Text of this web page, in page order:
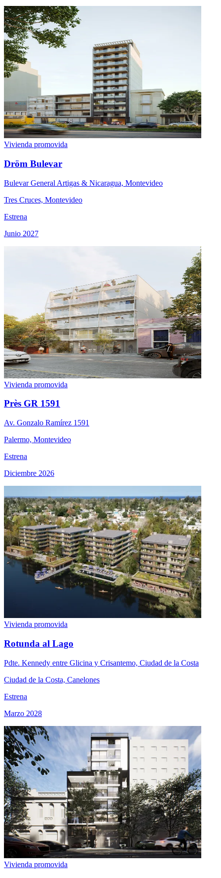
Vivienda promovida
Dröm Bulevar
Bulevar General Artigas & Nicaragua, Montevideo
Tres Cruces, Montevideo
Estrena
Junio 2027
Vivienda promovida
Près GR 1591
Av. Gonzalo Ramírez 1591
Palermo, Montevideo
Estrena
Diciembre 2026
Vivienda promovida
Rotunda al Lago
Pdte. Kennedy entre Glicina y Crisantemo, Ciudad de la Costa
Ciudad de la Costa, Canelones
Estrena
Marzo 2028
Vivienda promovida